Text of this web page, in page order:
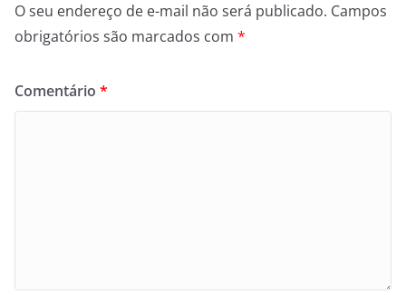
O seu endereço de e-mail não será publicado. Campos
obrigatórios são marcados com *
Comentário *